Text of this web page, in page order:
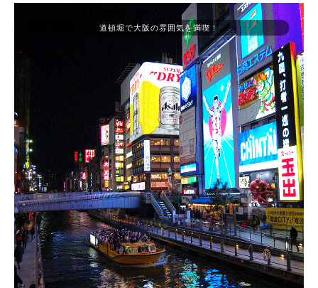
道頓堀で大阪の雰囲気を満喫！